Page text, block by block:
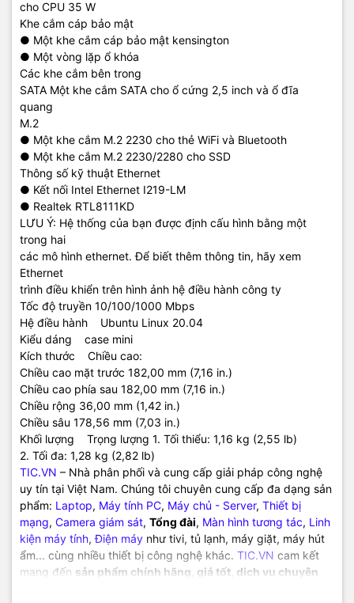
cho CPU 35 W
Khe cắm cáp bảo mật
● Một khe cắm cáp bảo mật kensington
● Một vòng lặp ổ khóa
Các khe cắm bên trong
SATA Một khe cắm SATA cho ổ cứng 2,5 inch và ổ đĩa
quang
M.2
● Một khe cắm M.2 2230 cho thẻ WiFi và Bluetooth
● Một khe cắm M.2 2230/2280 cho SSD
Thông số kỹ thuật Ethernet
● Kết nối Intel Ethernet I219-LM
● Realtek RTL8111KD
LƯU Ý: Hệ thống của bạn được định cấu hình bằng một
trong hai
các mô hình ethernet. Để biết thêm thông tin, hãy xem
Ethernet
trình điều khiển trên hình ảnh hệ điều hành công ty
Tốc độ truyền 10/100/1000 Mbps
Hệ điều hành Ubuntu Linux 20.04
Kiểu dáng case mini
Kích thước Chiều cao:
Chiều cao mặt trước 182,00 mm (7,16 in.)
Chiều cao phía sau 182,00 mm (7,16 in.)
Chiều rộng 36,00 mm (1,42 in.)
Chiều sâu 178,56 mm (7,03 in.)
Khối lượng Trọng lượng 1. Tối thiểu: 1,16 kg (2,55 lb)
2. Tối đa: 1,28 kg (2,82 lb)
TIC.VN – Nhà phân phối và cung cấp giải pháp công nghệ
uy tín tại Việt Nam. Chúng tôi chuyên cung cấp đa dạng sản
phẩm: Laptop, Máy tính PC, Máy chủ - Server, Thiết bị
mạng, Camera giám sát, Tổng đài, Màn hình tương tác, Linh
kiện máy tính,Điện máy như tivi, tủ lạnh, máy giặt, máy hút
ẩm... cùng nhiều thiết bị công nghệ khác. TIC.VN cam kết
mang đến sản phẩm chính hãng, giá tốt, dịch vụ chuyên